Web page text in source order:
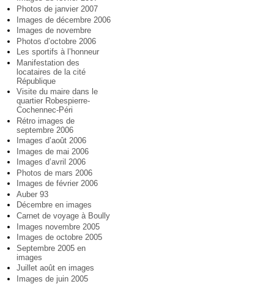
Photos de janvier 2007
Images de décembre 2006
Images de novembre
Photos d’octobre 2006
Les sportifs à l’honneur
Manifestation des
locataires de la cité
République
Visite du maire dans le
quartier Robespierre-
Cochennec-Péri
Rétro images de
septembre 2006
Images d’août 2006
Images de mai 2006
Images d’avril 2006
Photos de mars 2006
Images de février 2006
Auber 93
Décembre en images
Carnet de voyage à Boully
Images novembre 2005
Images de octobre 2005
Septembre 2005 en
images
Juillet août en images
Images de juin 2005